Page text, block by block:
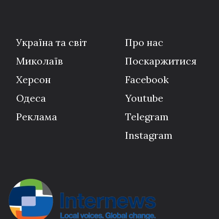
Україна та світ
Миколаїв
Херсон
Одеса
Реклама
Про нас
Поскаржитися
Facebook
Youtube
Telegram
Instagram